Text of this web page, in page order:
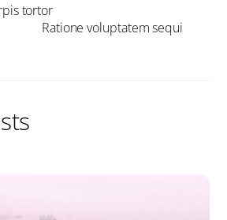
tortor
Ratione voluptatem sequi